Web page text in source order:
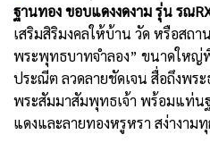
ฐานทอง ขอบแดงงดงาม รุ่น รณ
เสริมสิริมงคลให้บ้าน วัด หรือสถ
พระพุทธบาทจำลอง” ขนาดใหญ่
ประณีต ลวดลายชัดเจน สื่อถึงพระ
พระสัมมาสัมพุทธเจ้า พร้อมแท่น
แดงและลายทองหรูหรา สง่างาม